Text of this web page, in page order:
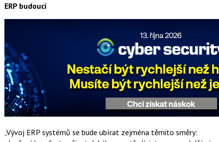
ERP budoucí
„Vývoj ERP systémů se bude ubírat zejména těmito směry: